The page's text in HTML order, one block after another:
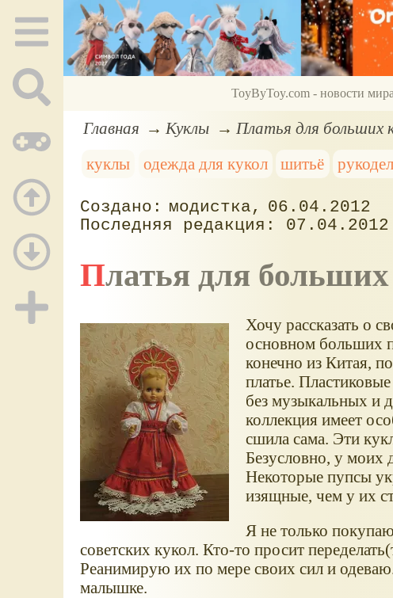
ToyByToy.com - новости
Главная Куклы
Платья для больших
куклы
одежда для кукол шитьё
модистка
06.04.2012
07.04.2012
Платья для
Хочу рассказать о
основном больших
конечно из Китая,
платье.
без музыкальных и
коллекция имеет
сшила сама. Эти
Безусловно, у моих
Некоторые пупсы
изящные, чем у их
Я не только
советских кукол. Кто-то просит
Реанимирую их по мере своих сил и
малышке.